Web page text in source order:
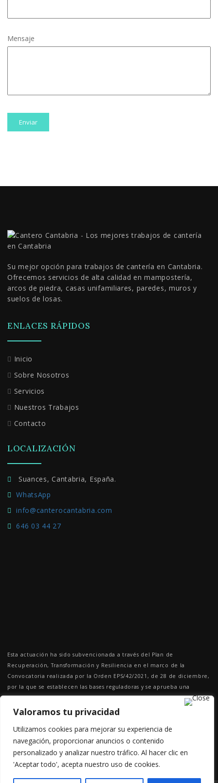
Valoramos tu privacidad
Utilizamos cookies para mejorar su experiencia de
navegación, proporcionar anuncios o contenido
personalizado y analizar nuestro tráfico. Al hacer clic en
'Aceptar todo', acepta nuestro uso de cookies.
Mensaje
Su mejor opción para trabajos de cantería en Cantabria.
Ofrecemos servicios de alta calidad en mampostería,
arcos de piedra, casas unifamiliares, paredes, muros y
suelos de losas.
ENLACES RÁPIDOS
Inicio
Sobre Nosotros
Servicios
Nuestros Trabajos
Contacto
LOCALIZACIÓN
Suances, Cantabria, España.
WhatsApp
info@canterocantabria.com
646 03 44 27
Esta actuación ha sido subvencionada a través del Plan de
Recuperación, Transformación y Resiliencia en el marco de la
Convocatoria realizada por la Orden EPS/42/2021, de 28 de diciembre,
por la que se establecen las bases reguladoras y se aprueba una
convocatoria de subvenciones públicas destinadas a la financiación de
las inversiones del Componente 23 Nuevos proyectos territoriales para
el reequilibrio y la equidad. Emprendimiento y microempresas, en el
marco del Plan de Recuperación, Transformación y Resiliencia para los
ejercicios 2022 y 2023.